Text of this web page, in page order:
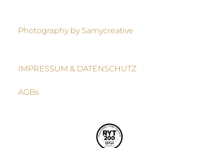
Photography by Samycreative
IMPRESSUM & DATENSCHUTZ
AGBs